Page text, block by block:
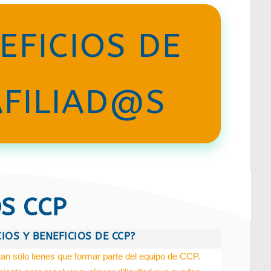
DE
CCP
Y BENEFICIOS DE CCP?
sólo tienes que formar parte del equipo de CCP.